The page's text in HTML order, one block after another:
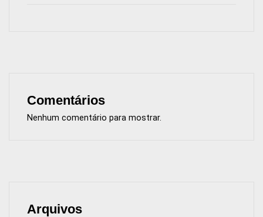
Comentários
Nenhum comentário para mostrar.
Arquivos